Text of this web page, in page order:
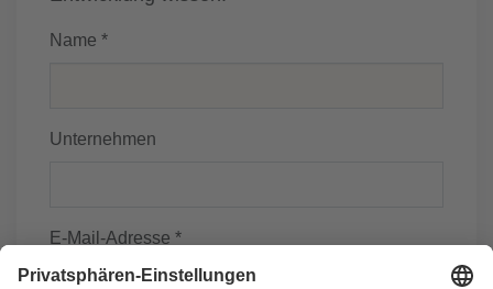
Name *
Unternehmen
E-Mail-Adresse *